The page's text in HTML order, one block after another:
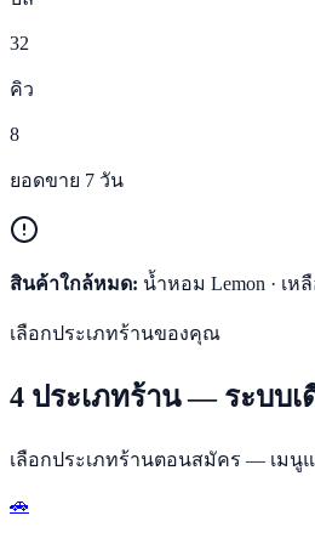
32
คิว
8
ยอดขาย 7 วัน
สินค้าใกล้หมด: น้ำหอม Lemon · เห
เลือกประเภทร้านของคุณ
4 ประเภทร้าน — ระบบเ
เลือกประเภทร้านตอนสมัคร — เมนู
🚗